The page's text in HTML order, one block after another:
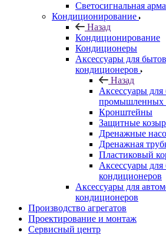
Светосигнальная
Кондиционирование
Назад
Кондиционирование
Кондиционеры
Аксессуары для
кондиционеров
Назад
Аксессуары
промышленных
Кронштейны
Защитные
Дренажные
Дренажная
Пластиковый
Аксессуары
кондиционеров
Аксессуары для
кондиционеров
Производство агрегатов
Проектирование и монтаж
Сервисный центр